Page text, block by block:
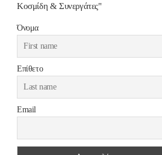
Κοσμίδη & Συνεργάτες"
Όνομα
Επίθετο
Email